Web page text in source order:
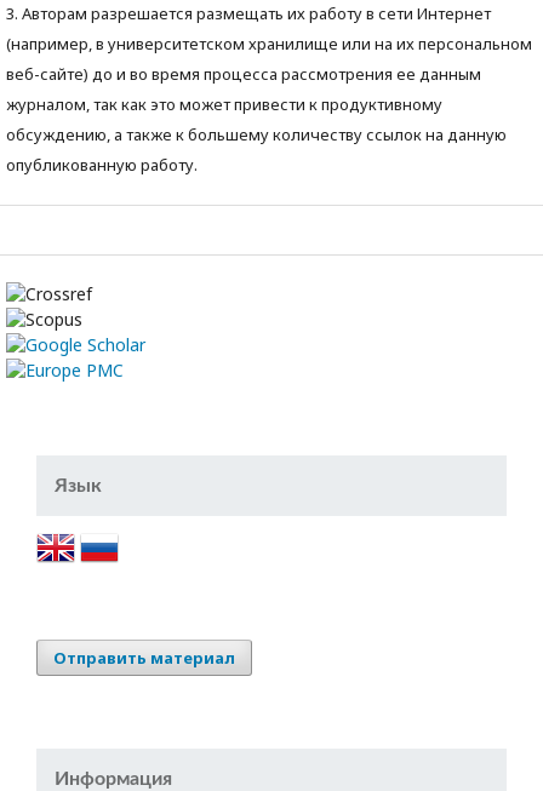
3. Авторам разрешается размещать их работу в сети Интернет
(например, в университетском хранилище или на их персональном
веб-сайте) до и во время процесса рассмотрения ее данным
журналом, так как это может привести к продуктивному
обсуждению, а также к большему количеству ссылок на данную
опубликованную работу.
Язык
Отправить материал
Информация